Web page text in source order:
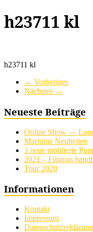
h23711 kl
h23711 kl
← Vorheriges
Nächstes →
Neueste Beiträge
Online Show —
Maritime Neuheiten
3 neue möblierte
2021 – Filigran
Tour 2020
Informationen
Kontakt
Impressum
Datenschutzerklärung